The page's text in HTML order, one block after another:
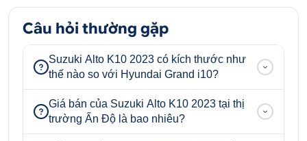
Câu hỏi thường gặp
Suzuki Alto K10 2023 có kích thước như
thế nào so với Hyundai Grand i10?
Giá bán của Suzuki Alto K10 2023 tại thị
trường Ấn Độ là bao nhiêu?